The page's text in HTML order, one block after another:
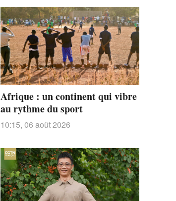
Afrique : un continent qui vibre
au rythme du sport
10:15, 06 août 2026